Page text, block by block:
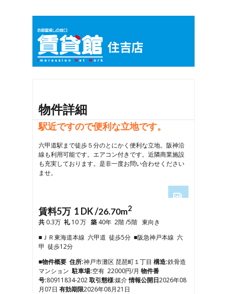
物件詳細
駅近ですので便利な立地です。
六甲道駅まで徒歩５分のとにかく便利な立地。阪神沿
線も利用可能です。エアコン付きです。近隣商業施設
も充実しております。是非一度お問い合わせください
ませ。
4
6
7
8
9
賃料5万 1 DK /26.70m2
共 0.3万 礼10 万 築 40年 2階 /5階 東向き
■ＪＲ東海道本線 六甲道 徒歩5分 ■阪急神戸本線 六
甲 徒歩12分
■物件概要 住所:神戸市灘区 琵琶町１丁目 構造:鉄骨造
マンション駐車場:空有 22000円/月 物件番
号:80911834-202取引態様:媒介情報公開日2026年08
月07日 有効期限2026年08月21日